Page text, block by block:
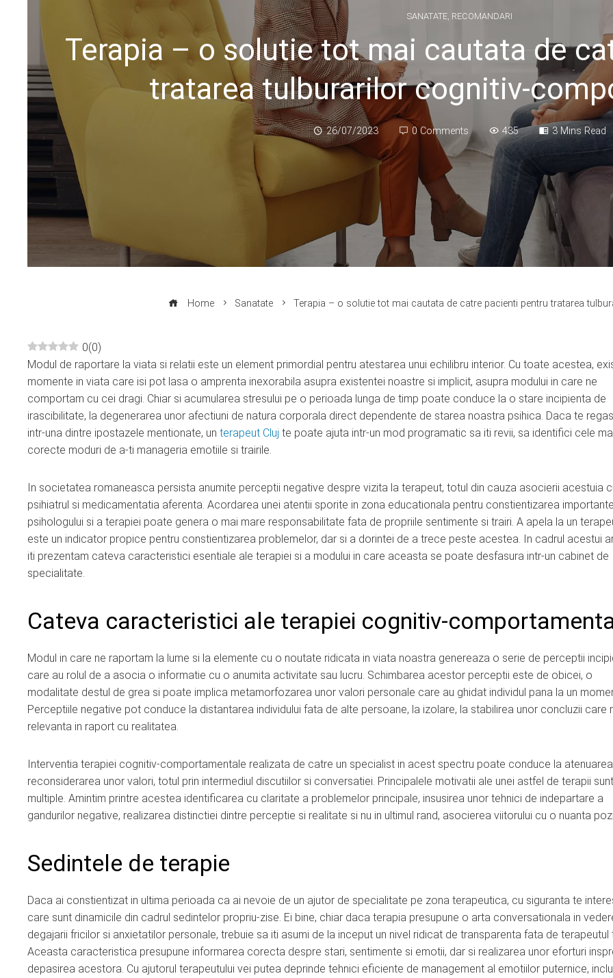
SANATATE RECOMANDARI
Terapia – o solutie tot mai cautata de
tratarea tulburarilor cognitiv-
26/07/2023 0 Comments 435 3 Mins Read
Home Sanatate Terapia – o solutie tot mai cautata de catre pacienti pentru tratarea
0(0)
Modul de raportare la viata si relatii este un element primordial pentru atestarea unui echilibru interior. Cu toate acestea,
momente in viata care isi pot lasa o amprenta inexorabila asupra existentei noastre si implicit, asupra modului in care ne
comportam cu cei dragi. Chiar si acumularea stresului pe o perioada lunga de timp poate conduce la o stare incipienta de
irascibilitate, la degenerarea unor afectiuni de natura corporala direct dependente de starea noastra psihica. Daca te
intr-una dintre ipostazele mentionate, un terapeut Cluj te poate ajuta intr-un mod programatic sa iti revii, sa identifici cele
corecte moduri de a-ti manageria emotiile si trairile.
In societatea romaneasca persista anumite perceptii negative despre vizita la terapeut, totul din cauza asocierii acestuia
psihiatrul si medicamentatia aferenta. Acordarea unei atentii sporite in zona educationala pentru constientizarea
psihologului si a terapiei poate genera o mai mare responsabilitate fata de propriile sentimente si trairi. A apela la un
este un indicator propice pentru constientizarea problemelor, dar si a dorintei de a trece peste acestea. In cadrul acestui
iti prezentam cateva caracteristici esentiale ale terapiei si a modului in care aceasta se poate desfasura intr-un cabinet de
specialitate.
Cateva caracteristici ale terapiei cognitiv-
Modul in care ne raportam la lume si la elemente cu o noutate ridicata in viata noastra genereaza o serie de perceptii
care au rolul de a asocia o informatie cu o anumita activitate sau lucru. Schimbarea acestor perceptii este de obicei, o
modalitate destul de grea si poate implica metamorfozarea unor valori personale care au ghidat individul pana la un
Perceptiile negative pot conduce la distantarea individului fata de alte persoane, la izolare, la stabilirea unor concluzii care
relevanta in raport cu realitatea.
Interventia terapiei cognitiv-comportamentale realizata de catre un specialist in acest spectru poate conduce la
reconsiderarea unor valori, totul prin intermediul discutiilor si conversatiei. Principalele motivatii ale unei astfel de terapii sunt
multiple. Amintim printre acestea identificarea cu claritate a problemelor principale, insusirea unor tehnici de indepartare a
gandurilor negative, realizarea distinctiei dintre perceptie si realitate si nu in ultimul rand, asocierea viitorului cu o nuanta
Sedintele de terapie
Daca ai constientizat in ultima perioada ca ai nevoie de un ajutor de specialitate pe zona terapeutica, cu siguranta te
care sunt dinamicile din cadrul sedintelor propriu-zise. Ei bine, chiar daca terapia presupune o arta conversationala in
degajarii fricilor si anxietatilor personale, trebuie sa iti asumi de la inceput un nivel ridicat de transparenta fata de terapeutul
Aceasta caracteristica presupune informarea corecta despre stari, sentimente si emotii, dar si realizarea unor eforturi
depasirea acestora. Cu ajutorul terapeutului vei putea deprinde tehnici eficiente de management al emotiilor puternice,